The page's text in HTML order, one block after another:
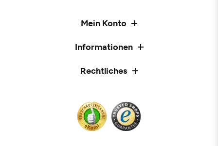
Mein Konto
Informationen
Rechtliches